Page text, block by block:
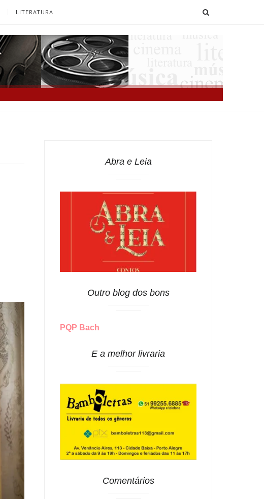
LITERATURA
Abra e Leia
Outro blog dos bons
PQP Bach
E a melhor livraria
Comentários